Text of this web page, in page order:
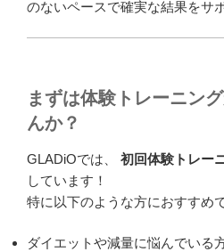
のないペースで確実な結果をサ
まずは体験トレーニン
んか？
GLADiOでは、 初回体験トレー
しています！
特に以下のような方におすすめ
ダイエットや減量に悩んでいる